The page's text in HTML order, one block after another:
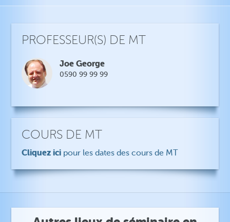
PROFESSEUR(S) DE MT
Joe George
0590 99 99 99
COURS DE MT
Cliquez ici pour les dates des cours de MT